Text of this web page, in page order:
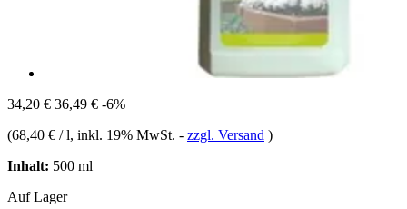
34,20 € 36,49 € -6%
(68,40 € / l, inkl. 19% MwSt. - zzgl. Versand )
Inhalt: 500 ml
Auf Lager